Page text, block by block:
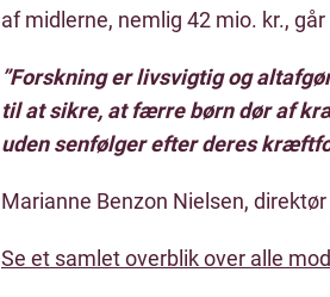
af midlerne, nemlig 42 mio. kr.,
”Forskning er livsvigtig og
til at sikre, at færre børn dør af
uden senfølger efter deres
Marianne Benzon Nielsen,
Se et samlet overblik over alle